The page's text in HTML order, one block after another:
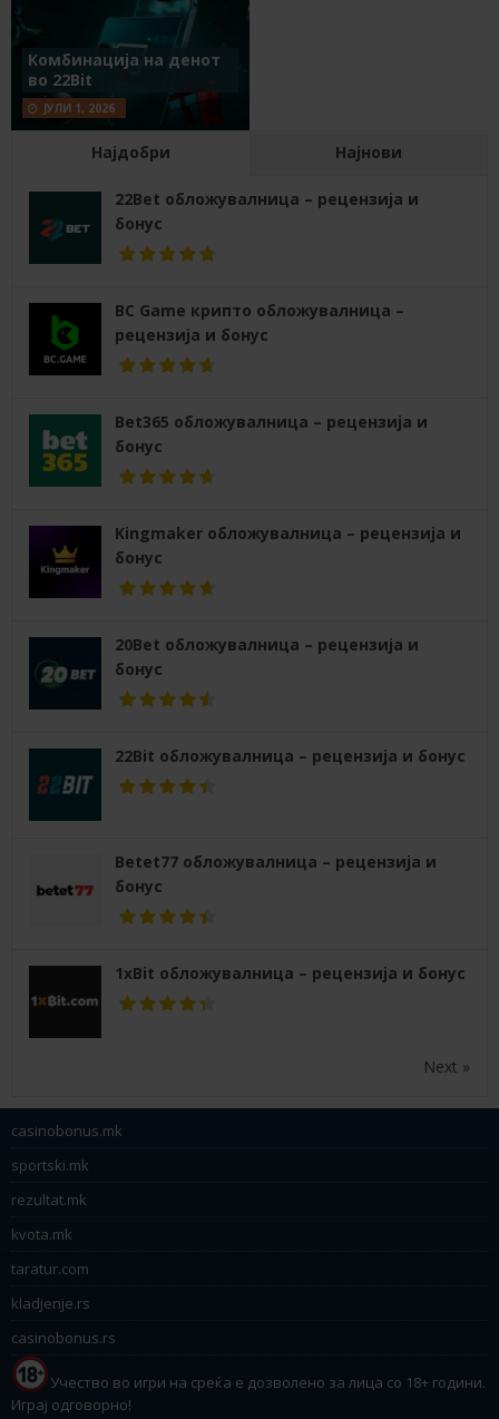
Комбинација на денот
во 22Bit
ЈУЛИ 1, 2026
Најдобри Најнови
22Bet обложувалница – рецензија и
бонус
BC Game крипто обложувалница –
рецензија и бонус
Bet365 обложувалница – рецензија и
бонус
Kingmaker обложувалница – рецензија и
бонус
20Bet обложувалница – рецензија и
бонус
22Bit обложувалница – рецензија и бонус
Betet77 обложувалница – рецензија и
бонус
1xBit обложувалница – рецензија и бонус
Next »
casinobonus.mk
sportski.mk
rezultat.mk
kvota.mk
taratur.com
kladjenje.rs
casinobonus.rs
Учество во игри на среќа е дозволено за лица со 18+ години.
Играј одговорно!